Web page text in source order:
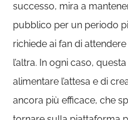
successo, mira a
pubblico per un periodo
richiede ai fan di
l’altra. In ogni caso,
alimentare l’attesa e di
ancora più efficace, che